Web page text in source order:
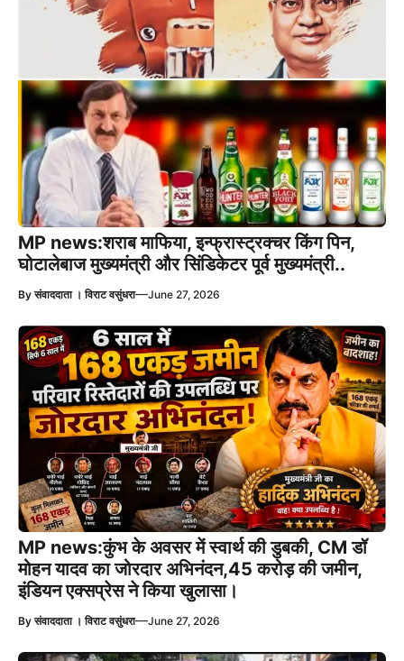
MP news:शराब माफिया, इन्फ्रास्ट्रक्चर किंग पिन,
घोटालेबाज मुख्यमंत्री और सिंडिकेटर पूर्व मुख्यमंत्री..
Byसंवाददाता । विराट वसुंधरा—June 27, 2026
MP news:कुंभ के अवसर में स्वार्थ की डुबकी, CM डॉ
मोहन यादव का जोरदार अभिनंदन,45 करोड़ की जमीन,
इंडियन एक्सप्रेस ने किया खुलासा।
Byसंवाददाता । विराट वसुंधरा—June 27, 2026